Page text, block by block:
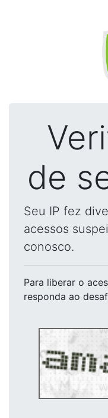
de
Seu IP fez
acessos
conosco.
Para liberar o
responda ao